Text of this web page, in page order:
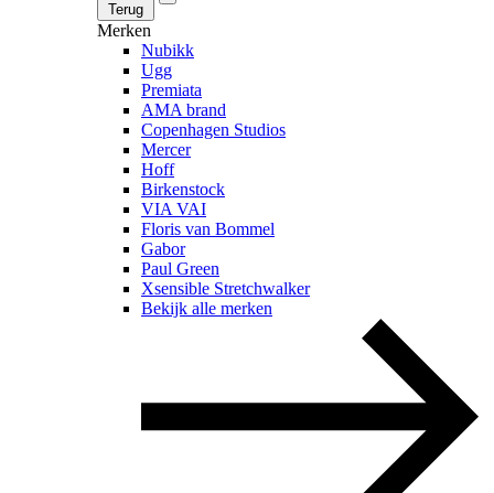
Terug
Merken
Nubikk
Ugg
Premiata
AMA brand
Copenhagen Studios
Mercer
Hoff
Birkenstock
VIA VAI
Floris van Bommel
Gabor
Paul Green
Xsensible Stretchwalker
Bekijk alle merken